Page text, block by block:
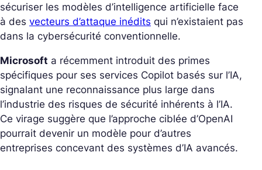
sécuriser les modèles d’intelligence artificielle face
à des vecteurs d’attaque inédits qui n’existaient pas
dans la cybersécurité conventionnelle.
Microsoft a récemment introduit des primes
spécifiques pour ses services Copilot basés sur l’IA,
signalant une reconnaissance plus large dans
l’industrie des risques de sécurité inhérents à l’IA.
Ce virage suggère que l’approche ciblée d’OpenAI
pourrait devenir un modèle pour d’autres
entreprises concevant des systèmes d’IA avancés.